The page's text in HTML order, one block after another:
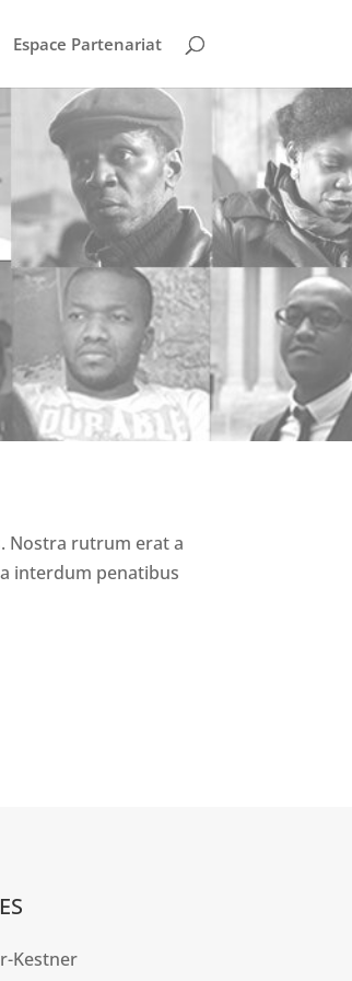
Espace Partenariat
Nostra rutrum erat a
interdum penatibus
Kestner